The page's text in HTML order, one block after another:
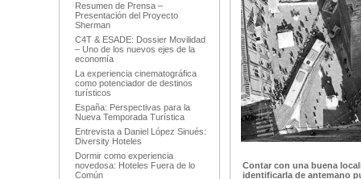
Resumen de Prensa –
Presentación del Proyecto
Sherman
C4T & ESADE: Dossier Movilidad
– Uno de los nuevos ejes de la
economía
La experiencia cinematográfica
como potenciador de destinos
turísticos
España: Perspectivas para la
Nueva Temporada Turística
Entrevista a Daniel López Sinués:
Diversity Hoteles
Dormir como experiencia
novedosa: Hoteles Fuera de lo
Común
Contar con una buena
identificarla de antemano